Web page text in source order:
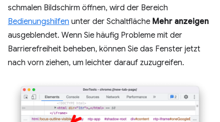
schmalen Bildschirm öffnen, wird der Bereich
Bedienungshilfen unter der Schaltfläche Mehr anzeigen
ausgeblendet. Wenn Sie häufig Probleme mit der
Barrierefreiheit beheben, können Sie das Fenster jetzt
nach vorn ziehen, um leichter darauf zuzugreifen.